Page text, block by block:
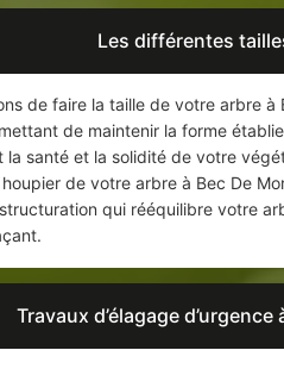
Les différentes
de faire la taille de votre arbre
de maintenir la forme
la santé et la solidité de votre
de votre arbre à Bec De
qui rééquilibre votre
Travaux d’élagage